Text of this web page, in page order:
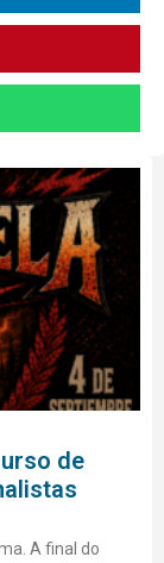
de
A final do